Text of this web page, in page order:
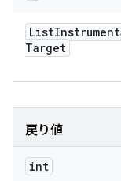
List
Target
戻り値
int